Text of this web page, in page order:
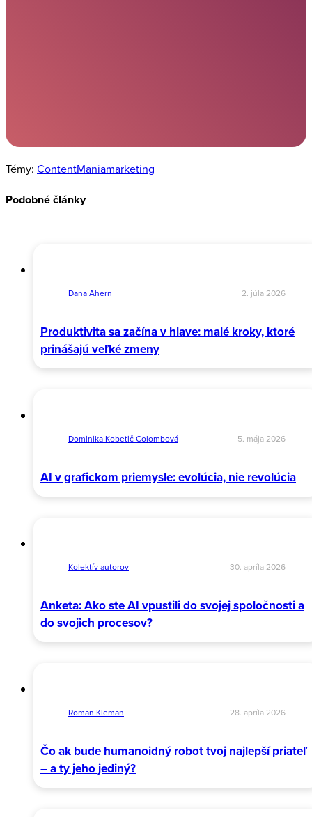
Témy: ContentManiamarketing
Podobné články
Dana Ahern 2. júla 2026
Produktivita sa začína v hlave: malé kroky, ktoré
prinášajú veľké zmeny
Dominika Kobetič Colombová 5. mája 2026
AI v grafickom priemysle: evolúcia, nie revolúcia
Kolektív autorov 30. apríla 2026
Anketa: Ako ste AI vpustili do svojej spoločnosti a
do svojich procesov?
Roman Kleman 28. apríla 2026
Čo ak bude humanoidný robot tvoj najlepší priateľ
– a ty jeho jediný?